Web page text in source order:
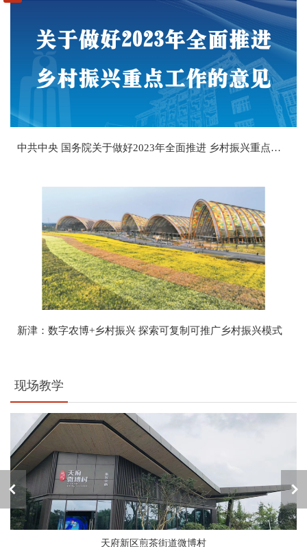
中共中央 国务院关于做好2023年全面推进 乡村振兴重点工作的意见
新津：数字农博+乡村振兴 探索可复制可推广乡村振兴模式
现场教学
天府新区煎茶街道微博村